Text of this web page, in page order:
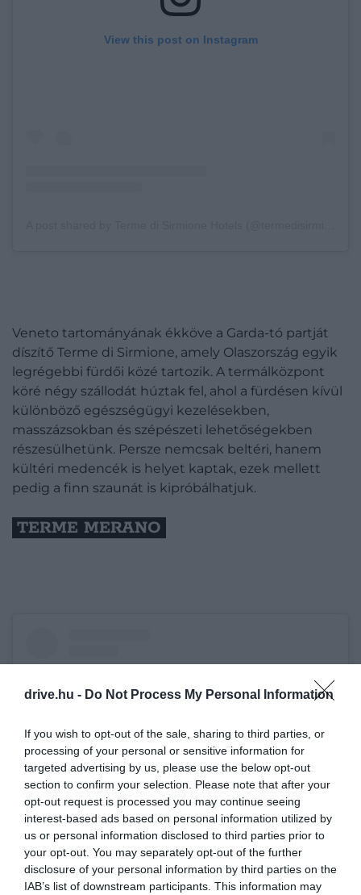
drive.hu - Do Not Process My Personal Information
If you wish to opt-out of the sale, sharing to third parties, or
processing of your personal or sensitive information for
targeted advertising by us, please use the below opt-out
section to confirm your selection. Please note that after your
opt-out request is processed you may continue seeing
interest-based ads based on personal information utilized by
us or personal information disclosed to third parties prior to
your opt-out. You may separately opt-out of the further
disclosure of your personal information by third parties on the
IAB’s list of downstream participants. This information may
View this post on Instagram
Veneto tartományának ékköve a Garda-tó partját
díszítő Terme di Sirmione, amely Olaszország egyik
legrégebbi fürdői közé tartozik. A termálközpont
köré négy szállodát húztak fel, ahol a fürdésen kívül
különböző egészségügyi kezelésekben,
masszázsokban és szépészeti lehetőségekben
részesülhetünk. Persze nemcsak beltéri, hanem
kültéri medencék is helyet kaptak, ezek mellett
pedig a finn szaunát is kipróbálhatjuk.
TERME MERANO
View this post on Instagram